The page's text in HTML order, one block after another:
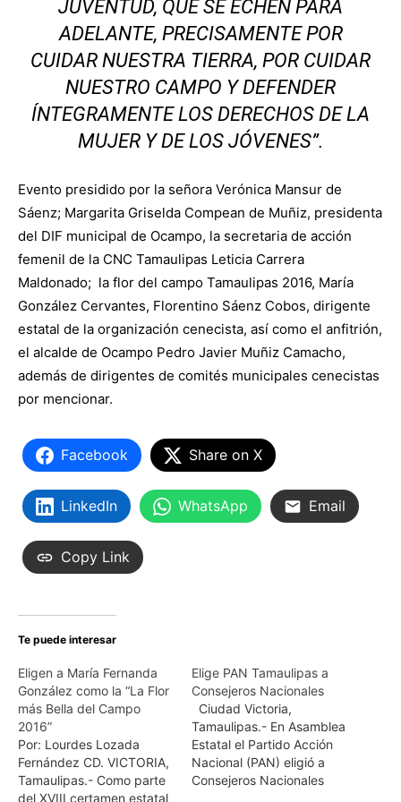
JUVENTUD, QUE SE ECHEN PARA
ADELANTE, PRECISAMENTE POR
CUIDAR NUESTRA TIERRA, POR CUIDAR
NUESTRO CAMPO Y DEFENDER
ÍNTEGRAMENTE LOS DERECHOS DE LA
MUJER Y DE LOS JÓVENES”.
Evento presidido por la señora Verónica Mansur de
Sáenz; Margarita Griselda Compean de Muñiz, presidenta
del DIF municipal de Ocampo, la secretaria de acción
femenil de la CNC Tamaulipas Leticia Carrera
Maldonado; la flor del campo Tamaulipas 2016, María
González Cervantes, Florentino Sáenz Cobos, dirigente
estatal de la organización cenecista, así como el anfitrión,
el alcalde de Ocampo Pedro Javier Muñiz Camacho,
además de dirigentes de comités municipales cenecistas
por mencionar.
Facebook Share on X
LinkedIn WhatsApp Email
Copy Link
Te puede interesar
Eligen a María Fernanda
González como la “La Flor
más Bella del Campo
2016”
Por: Lourdes Lozada
Fernández CD. VICTORIA,
Tamaulipas.- Como parte
del XVIII certamen estatal
Elige PAN Tamaulipas a
Consejeros Nacionales
Ciudad Victoria,
Tamaulipas.- En Asamblea
Estatal el Partido Acción
Nacional (PAN) eligió a
Consejeros Nacionales